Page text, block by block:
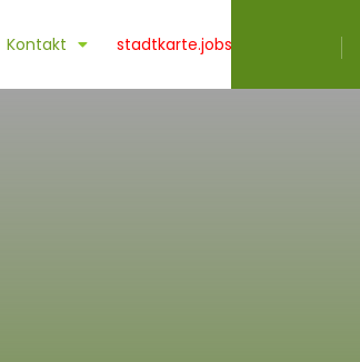
Kontakt stadtkarte.jobs